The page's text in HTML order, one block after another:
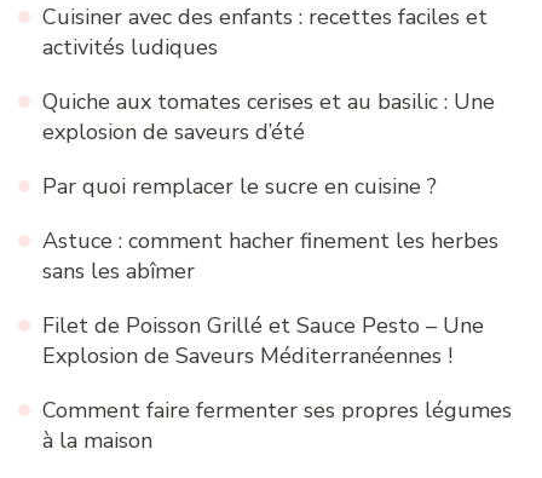
Cuisiner avec des enfants : recettes faciles et
activités ludiques
Quiche aux tomates cerises et au basilic : Une
explosion de saveurs d’été
Par quoi remplacer le sucre en cuisine ?
Astuce : comment hacher finement les herbes
sans les abîmer
Filet de Poisson Grillé et Sauce Pesto – Une
Explosion de Saveurs Méditerranéennes !
Comment faire fermenter ses propres légumes
à la maison